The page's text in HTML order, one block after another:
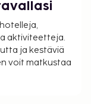
aktiviteetteja.
ja kestäviä
voit matkustaa